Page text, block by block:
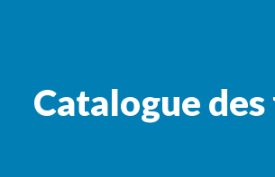
Catalogue